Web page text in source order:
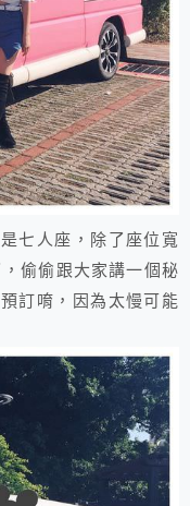
七人座，除了座位寬
偷偷跟大家講一個秘
訂唷，因為太慢可能